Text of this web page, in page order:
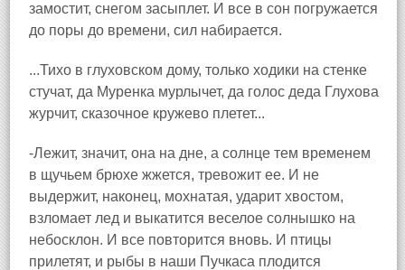
замостит, снегом засыплет. И все в сон погружается
до поры до времени, сил набирается.
...Тихо в глуховском дому, только ходики на стенке
стучат, да Муренка мурлычет, да голос деда Глухова
журчит, сказочное кружево плетет...
-Лежит, значит, она на дне, а солнце тем временем
в щучьем брюхе жжется, тревожит ее. И не
выдержит, наконец, мохнатая, ударит хвостом,
взломает лед и выкатится веселое солнышко на
небосклон. И все повторится вновь. И птицы
прилетят, и рыбы в наши Пучкаса плодится